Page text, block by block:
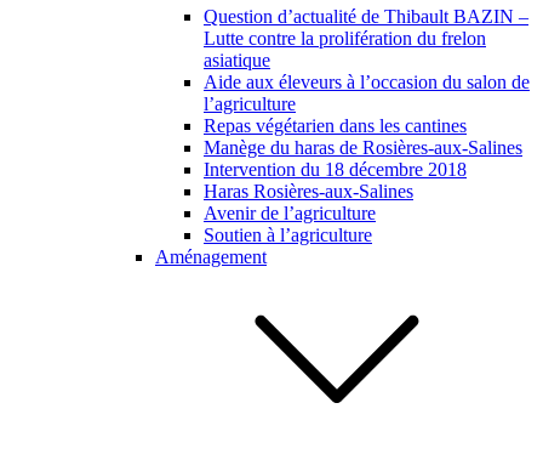
Question d’actualité de Thibault BAZIN –
Lutte contre la prolifération du frelon
asiatique
Aide aux éleveurs à l’occasion du salon de
l’agriculture
Repas végétarien dans les cantines
Manège du haras de Rosières-aux-Salines
Intervention du 18 décembre 2018
Haras Rosières-aux-Salines
Avenir de l’agriculture
Soutien à l’agriculture
Aménagement